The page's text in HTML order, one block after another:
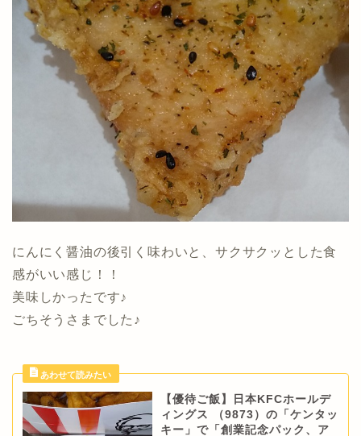
にんにく醤油の後引く味わいと、サクサクッとした食
感がいい感じ！！
美味しかったです♪
ごちそうさまでした♪
【優待ご飯】日本KFCホールデ
ィングス （9873）の「ケンタッ
キー」で「創業記念パック、ア